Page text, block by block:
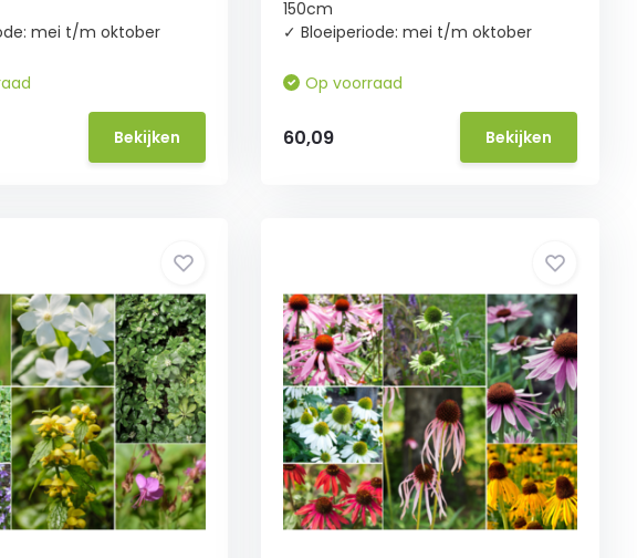
mei t/m oktober
Bekijken
150cm
✓ Bloeiperiode: mei t/m oktober
Op voorraad
60,09 Bekijken